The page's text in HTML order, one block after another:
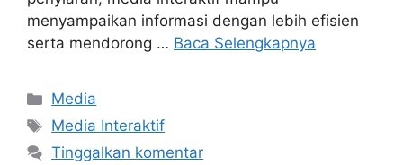
menyampaikan informasi dengan lebih efisien
serta mendorong … Baca Selengkapnya
Kategori
Media
Tag
Media Interaktif
Tinggalkan komentar